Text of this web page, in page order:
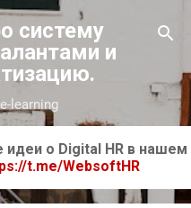
систему
и
learning
идеи о Digital HR в нашем
t.me/WebsoftHR